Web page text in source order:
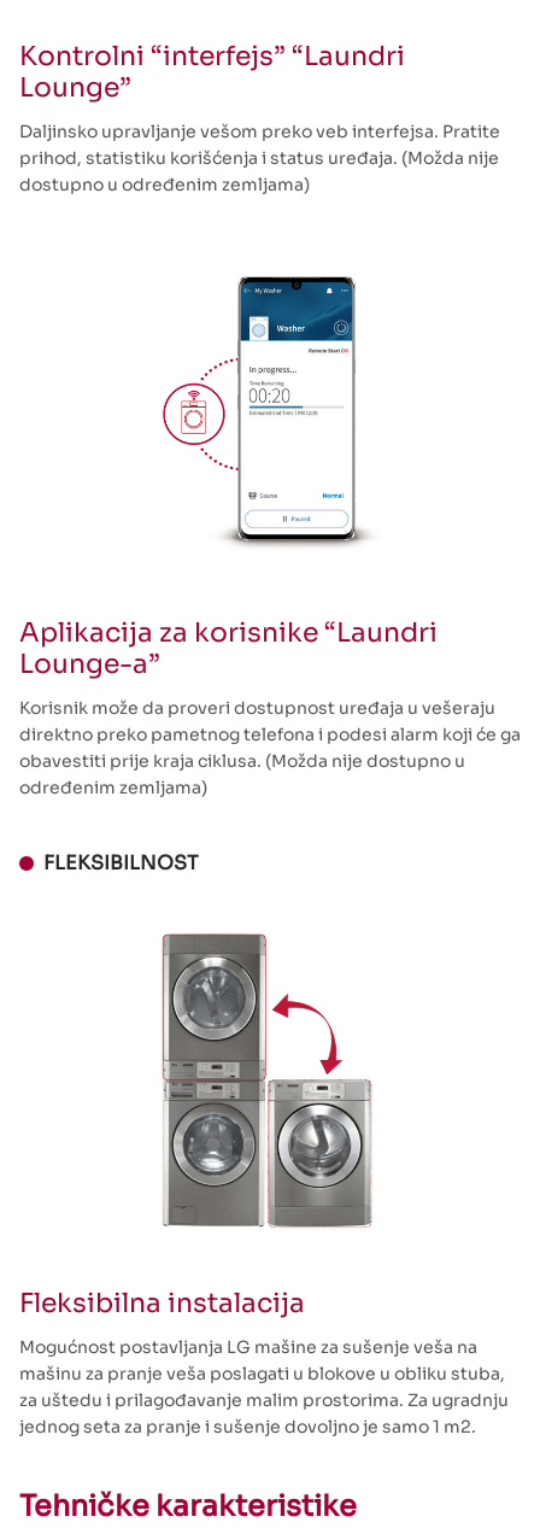
Kontrolni “interfejs” “Laundri
Lounge”
Daljinsko upravljanje vešom preko veb interfejsa. Pratite
prihod, statistiku korišćenja i status uređaja. (Možda nije
dostupno u određenim zemljama)
Aplikacija za korisnike “Laundri
Lounge-a”
Korisnik može da proveri dostupnost uređaja u vešeraju
direktno preko pametnog telefona i podesi alarm koji će ga
obavestiti prije kraja ciklusa. (Možda nije dostupno u
određenim zemljama)
FLEKSIBILNOST
Fleksibilna instalacija
Mogućnost postavljanja LG mašine za sušenje veša na
mašinu za pranje veša poslagati u blokove u obliku stuba,
za uštedu i prilagođavanje malim prostorima. Za ugradnju
jednog seta za pranje i sušenje dovoljno je samo 1 m2.
Tehničke karakteristike